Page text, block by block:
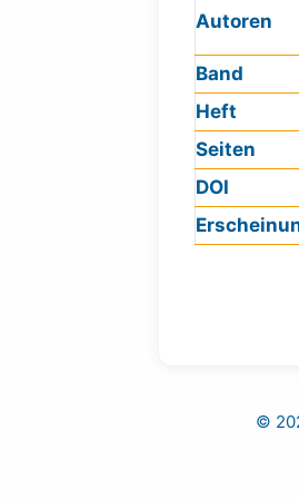
Autoren
Band
Heft
Seiten
DOI
©